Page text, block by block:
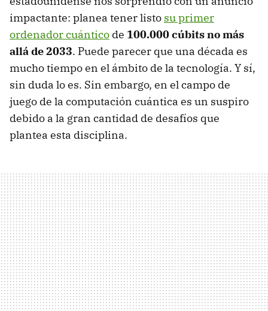
impactante: planea tener listo su primer
ordenador cuántico de 100.000 cúbits no más
allá de 2033. Puede parecer que una década es
mucho tiempo en el ámbito de la tecnología. Y sí,
sin duda lo es. Sin embargo, en el campo de
juego de la computación cuántica es un suspiro
debido a la gran cantidad de desafíos que
plantea esta disciplina.